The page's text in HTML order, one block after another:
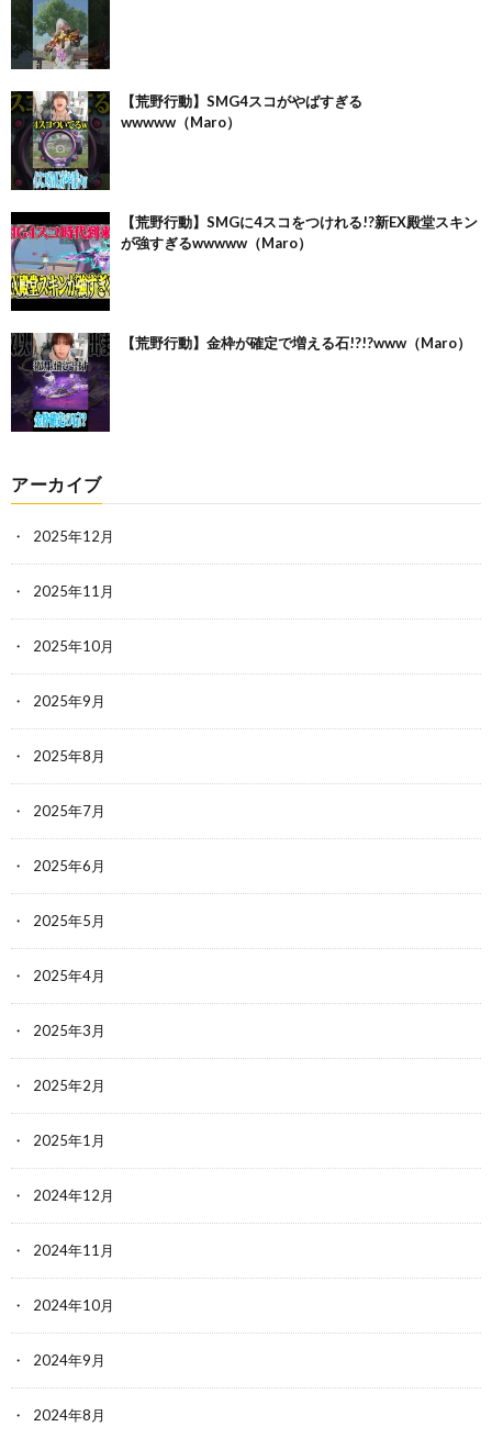
【荒野行動】SMG4スコがやばすぎる
wwwww（Maro）
【荒野行動】SMGに4スコをつけれる!?新EX殿堂スキン
が強すぎるwwwww（Maro）
【荒野行動】金枠が確定で増える石!?!?www（Maro）
アーカイブ
2025年12月
2025年11月
2025年10月
2025年9月
2025年8月
2025年7月
2025年6月
2025年5月
2025年4月
2025年3月
2025年2月
2025年1月
2024年12月
2024年11月
2024年10月
2024年9月
2024年8月